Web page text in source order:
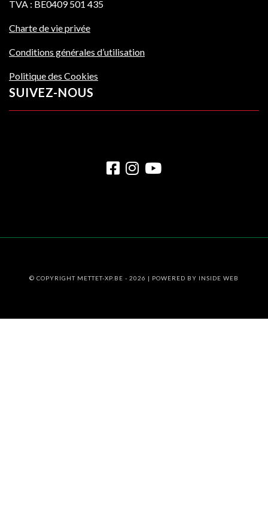
TVA : BE0409 501 435
Charte de vie privée
Conditions générales d’utilisation
Politique des Cookies
SUIVEZ-NOUS
© COPYRIGHT METTET-XP.BE - 2026 | POWERED BY INSIDE WEB